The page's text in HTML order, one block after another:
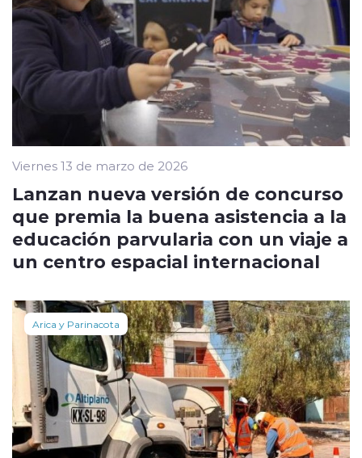
Viernes 13 de marzo de 2026
Lanzan nueva versión de concurso
que premia la buena asistencia a la
educación parvularia con un viaje a
un centro espacial internacional
Arica y Parinacota